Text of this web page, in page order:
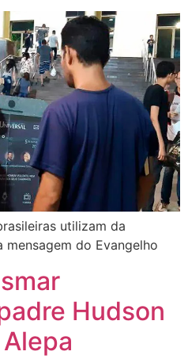
utilizam da
do Evangelho
Hudson